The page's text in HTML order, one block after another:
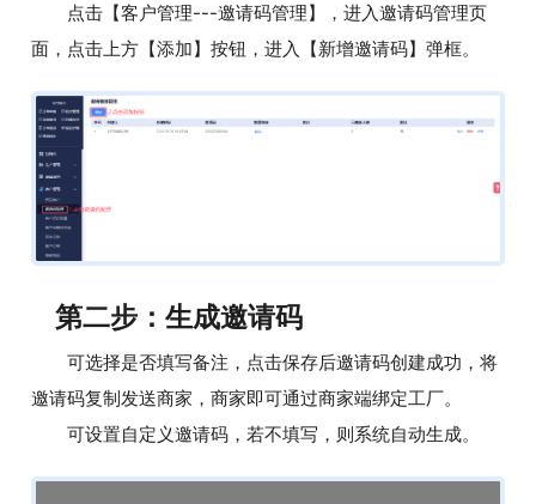
点击【客户管理---邀请码管理】，进入邀请码管理页
面，点击上方【添加】按钮，进入【新增邀请码】弹框。
第二步：生成邀请码
可选择是否填写备注，点击保存后邀请码创建成功，将
邀请码复制发送商家，商家即可通过商家端绑定工厂。
可设置自定义邀请码，若不填写，则系统自动生成。